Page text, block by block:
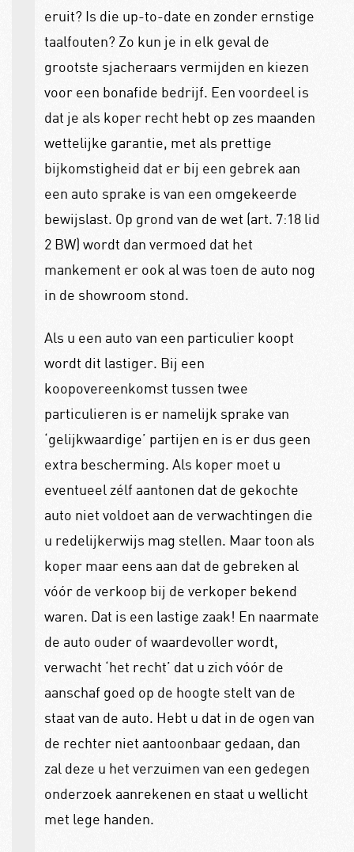
eruit? Is die up-to-date en zonder ernstige
taalfouten? Zo kun je in elk geval de
grootste sjacheraars vermijden en kiezen
voor een bonafide bedrijf. Een voordeel is
dat je als koper recht hebt op zes maanden
wettelijke garantie, met als prettige
bijkomstigheid dat er bij een gebrek aan
een auto sprake is van een omgekeerde
bewijslast. Op grond van de wet (art. 7:18 lid
2 BW) wordt dan vermoed dat het
mankement er ook al was toen de auto nog
in de showroom stond.
Als u een auto van een particulier koopt
wordt dit lastiger. Bij een
koopovereenkomst tussen twee
particulieren is er namelijk sprake van
‘gelijkwaardige’ partijen en is er dus geen
extra bescherming. Als koper moet u
eventueel zélf aantonen dat de gekochte
auto niet voldoet aan de verwachtingen die
u redelijkerwijs mag stellen. Maar toon als
koper maar eens aan dat de gebreken al
vóór de verkoop bij de verkoper bekend
waren. Dat is een lastige zaak! En naarmate
de auto ouder of waardevoller wordt,
verwacht ‘het recht’ dat u zich vóór de
aanschaf goed op de hoogte stelt van de
staat van de auto. Hebt u dat in de ogen van
de rechter niet aantoonbaar gedaan, dan
zal deze u het verzuimen van een gedegen
onderzoek aanrekenen en staat u wellicht
met lege handen.